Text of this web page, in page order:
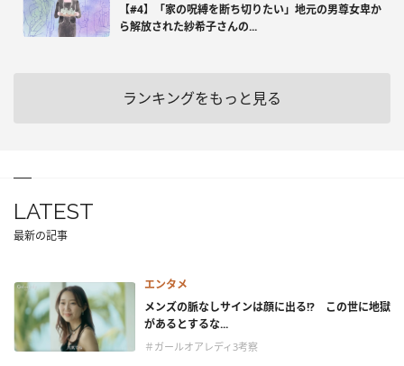
【#4】「家の呪縛を断ち切りたい」地元の男尊女卑か
ら解放された紗希子さんの...
ランキングをもっと見る
LATEST
最新の記事
エンタメ
メンズの脈なしサインは顔に出る!? この世に地獄
があるとするな...
＃ガールオアレディ3考察